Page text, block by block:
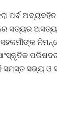
ଅବ୍ୟବହିତ
ସତ୍ୟର
ସମସ୍ତ ସଭ୍ୟ